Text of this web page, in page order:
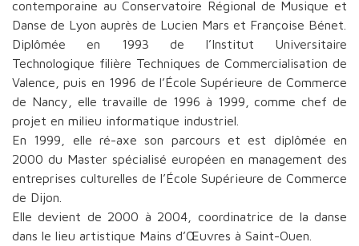
contemporaine au Conservatoire Régional de Musique et
Danse de Lyon auprès de Lucien Mars et Françoise Bénet.
Diplômée en 1993 de l’Institut Universitaire
Technologique filière Techniques de Commercialisation de
Valence, puis en 1996 de l’École Supérieure de Commerce
de Nancy, elle travaille de 1996 à 1999, comme chef de
projet en milieu informatique industriel.
En 1999, elle ré-axe son parcours et est diplômée en
2000 du Master spécialisé européen en management des
entreprises culturelles de l’École Supérieure de Commerce
de Dijon.
Elle devient de 2000 à 2004, coordinatrice de la danse
dans le lieu artistique Mains d’Œuvres à Saint-Ouen.